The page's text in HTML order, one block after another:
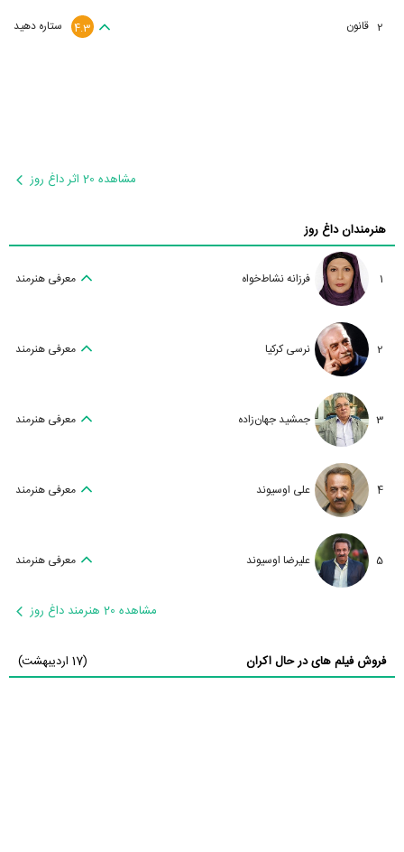
2 قانون ستاره دهید 4.3
مشاهده 20 اثر داغ روز
هنرمندان داغ روز
1 فرزانه نشاط‌خواه معرفی هنرمند
2 نرسی کرکیا معرفی هنرمند
3 جمشید جهان‌زاده معرفی هنرمند
4 علی اوسیوند معرفی هنرمند
5 علیرضا اوسیوند معرفی هنرمند
مشاهده 20 هنرمند داغ روز
فروش فیلم های در حال اکران (17 اردیبهشت)